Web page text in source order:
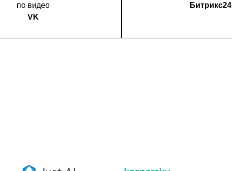
по видео
VK
Битрикс24